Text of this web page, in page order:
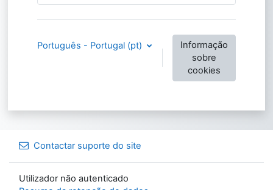
Português - Portugal ‎(pt)‎
Informação
sobre
cookies
Contactar suporte do site
Utilizador não autenticado